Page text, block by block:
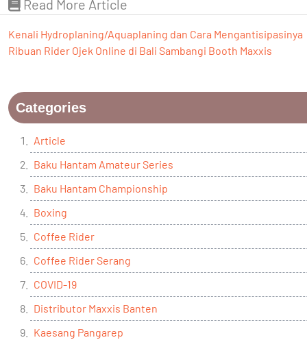
Read More Article
Kenali Hydroplaning/Aquaplaning dan Cara Mengantisipasinya
Ribuan Rider Ojek Online di Bali Sambangi Booth Maxxis
Categories
Article
Baku Hantam Amateur Series
Baku Hantam Championship
Boxing
Coffee Rider
Coffee Rider Serang
COVID-19
Distributor Maxxis Banten
Kaesang Pangarep